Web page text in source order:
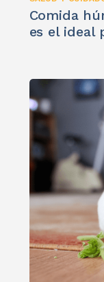
Comida
es el ideal